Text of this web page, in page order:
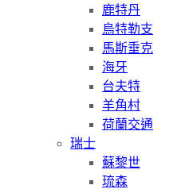
鹿特丹
烏特勒支
馬斯垂克
海牙
台夫特
羊角村
荷蘭交通
瑞士
蘇黎世
琉森